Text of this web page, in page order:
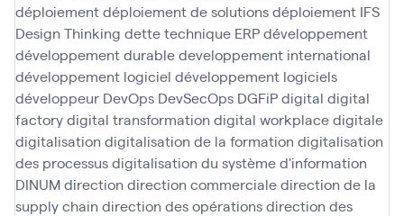
déploiementdéploiement de solutionsdéploiement IFS
Design Thinking dette technique ERPdéveloppement
développement durabledeveloppement international
développement logiciel développement logiciels
développeur DevOps DevSecOps DGFiPdigital digital
factorydigital transformation digital workplacedigitale
digitalisation digitalisation de la formation digitalisation
des processusdigitalisation du système d'information
DINUMdirection direction commercialedirection de la
supply chain direction des opérationsdirection des